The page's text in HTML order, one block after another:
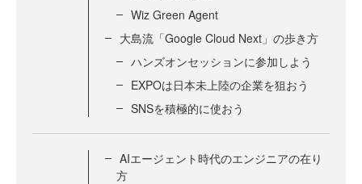
Wiz Green Agent
大島流「Google Cloud Next」の歩き方
ハンズオンセッションに参加しよう
EXPOは日本未上陸の企業を狙おう
SNSを積極的に使おう
AIエージェント時代のエンジニアの在り
方